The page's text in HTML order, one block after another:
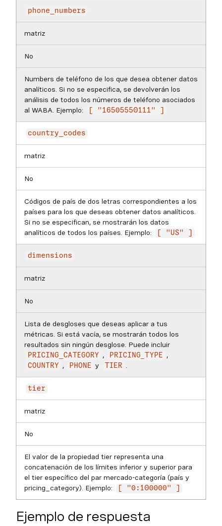
phone_numbers
matriz
No
Numbers de teléfono de los que desea obtener datos
analíticos. Si no se especifica, se devolverán los
análisis de todos los números de teléfono asociados
al WABA. Ejemplo:
[ "16505550111" ]
country_codes
matriz
No
Códigos de país de dos letras correspondientes a los
países para los que deseas obtener datos analíticos.
Si no se especifican, se mostrarán los datos
analíticos de todos los países. Ejemplo:
[ "US" ]
dimensions
matriz
No
Lista de desgloses que deseas aplicar a tus
métricas. Si está vacía, se mostrarán todos los
resultados sin ningún desglose. Puede incluir
PRICING_CATEGORY , PRICING_TYPE ,
COUNTRY , PHONE y TIER
tier
matriz
No
El valor de la propiedad tier representa una
concatenación de los límites inferior y superior para
el tier específico del par mercado-categoría (país y
pricing_category). Ejemplo:
[ "0:100000" ]
Ejemplo de respuesta